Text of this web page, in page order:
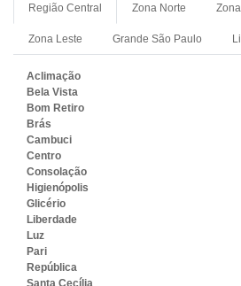
Região Central Zona Norte
Zona Leste Grande São Paulo
Aclimação
Bela Vista
Bom Retiro
Brás
Cambuci
Centro
Consolação
Higienópolis
Glicério
Liberdade
Luz
Pari
República
Santa Cecília